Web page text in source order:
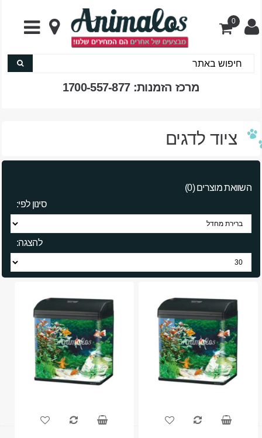
0
מרכז הזמנות: 1700-557-877
ציוד לדגים
השוואת מוצרים (0)
סינון לפי:
להצגה: